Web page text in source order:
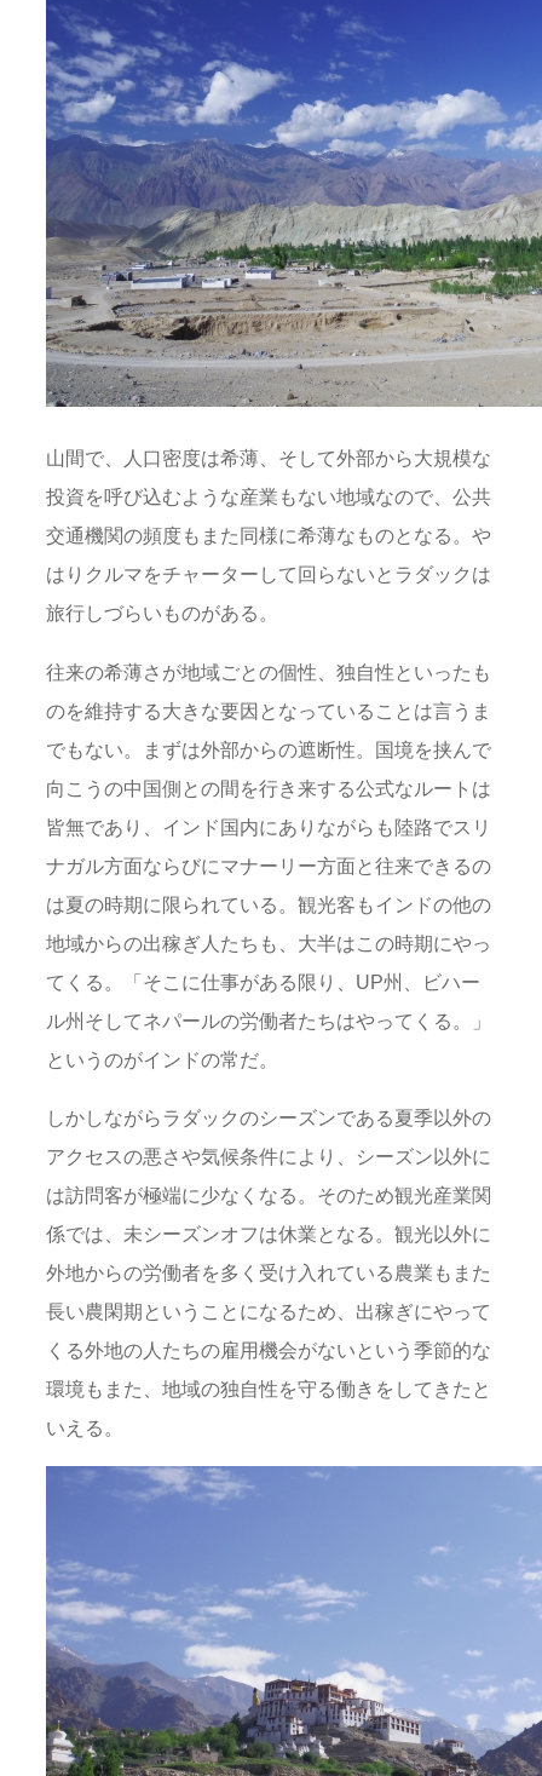
山間で、人口密度は希薄、そして外部から大規模な
投資を呼び込むような産業もない地域なので、公共
交通機関の頻度もまた同様に希薄なものとなる。や
はりクルマをチャーターして回らないとラダックは
旅行しづらいものがある。
往来の希薄さが地域ごとの個性、独自性といったも
のを維持する大きな要因となっていることは言うま
でもない。まずは外部からの遮断性。国境を挟んで
向こうの中国側との間を行き来する公式なルートは
皆無であり、インド国内にありながらも陸路でスリ
ナガル方面ならびにマナーリー方面と往来できるの
は夏の時期に限られている。観光客もインドの他の
地域からの出稼ぎ人たちも、大半はこの時期にやっ
てくる。「そこに仕事がある限り、UP州、ビハー
ル州そしてネパールの労働者たちはやってくる。」
というのがインドの常だ。
しかしながらラダックのシーズンである夏季以外の
アクセスの悪さや気候条件により、シーズン以外に
は訪問客が極端に少なくなる。そのため観光産業関
係では、未シーズンオフは休業となる。観光以外に
外地からの労働者を多く受け入れている農業もまた
長い農閑期ということになるため、出稼ぎにやって
くる外地の人たちの雇用機会がないという季節的な
環境もまた、地域の独自性を守る働きをしてきたと
いえる。